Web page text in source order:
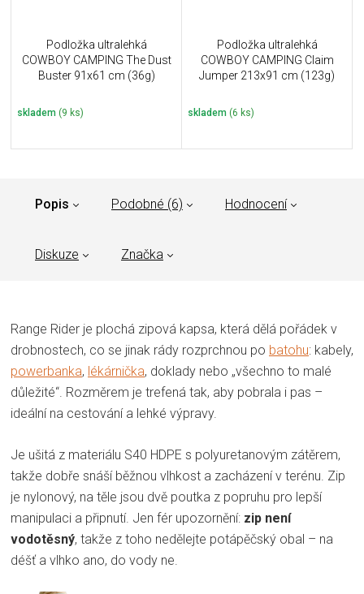
Podložka ultralehká
COWBOY CAMPING The Dust
Buster 91x61 cm (36g)
skladem (9 ks)
Podložka ultralehká
COWBOY CAMPING Claim
Jumper 213x91 cm (123g)
skladem (6 ks)
Popis Podobné (6) Hodnocení
Diskuze Značka
Range Rider je plochá zipová kapsa, která dělá pořádek v
drobnostech, co se jinak rády rozprchnou po batohu: kabely,
powerbanka, lékárnička, doklady nebo „všechno to malé
důležité“. Rozměrem je trefená tak, aby pobrala i pas –
ideální na cestování a lehké výpravy.
Je ušitá z materiálu S40 HDPE s polyuretanovým zátěrem,
takže dobře snáší běžnou vlhkost a zacházení v terénu. Zip
je nylonový, na těle jsou dvě poutka z popruhu pro lepší
manipulaci a připnutí. Jen fér upozornění: zip není
vodotěsný, takže z toho nedělejte potápěčský obal – na
déšť a vlhko ano, do vody ne.